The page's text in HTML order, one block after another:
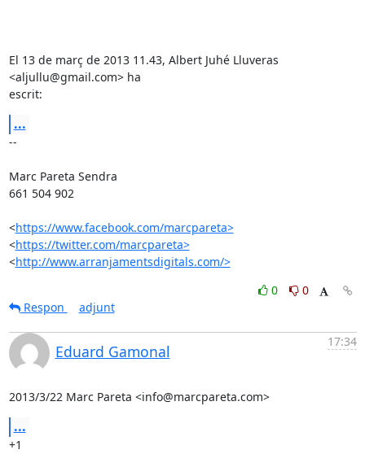
El 13 de març de 2013 11.43, Albert Juhé Lluveras
<aljullu@gmail.com> ha
escrit:
...
--
Marc Pareta Sendra
661 504 902
<https://www.facebook.com/marcpareta>
<https://twitter.com/marcpareta>
<http://www.arranjamentsdigitals.com/>
0
0
Respon
adjunt
Eduard Gamonal
17:34
2013/3/22 Marc Pareta <info@marcpareta.com>
...
+1